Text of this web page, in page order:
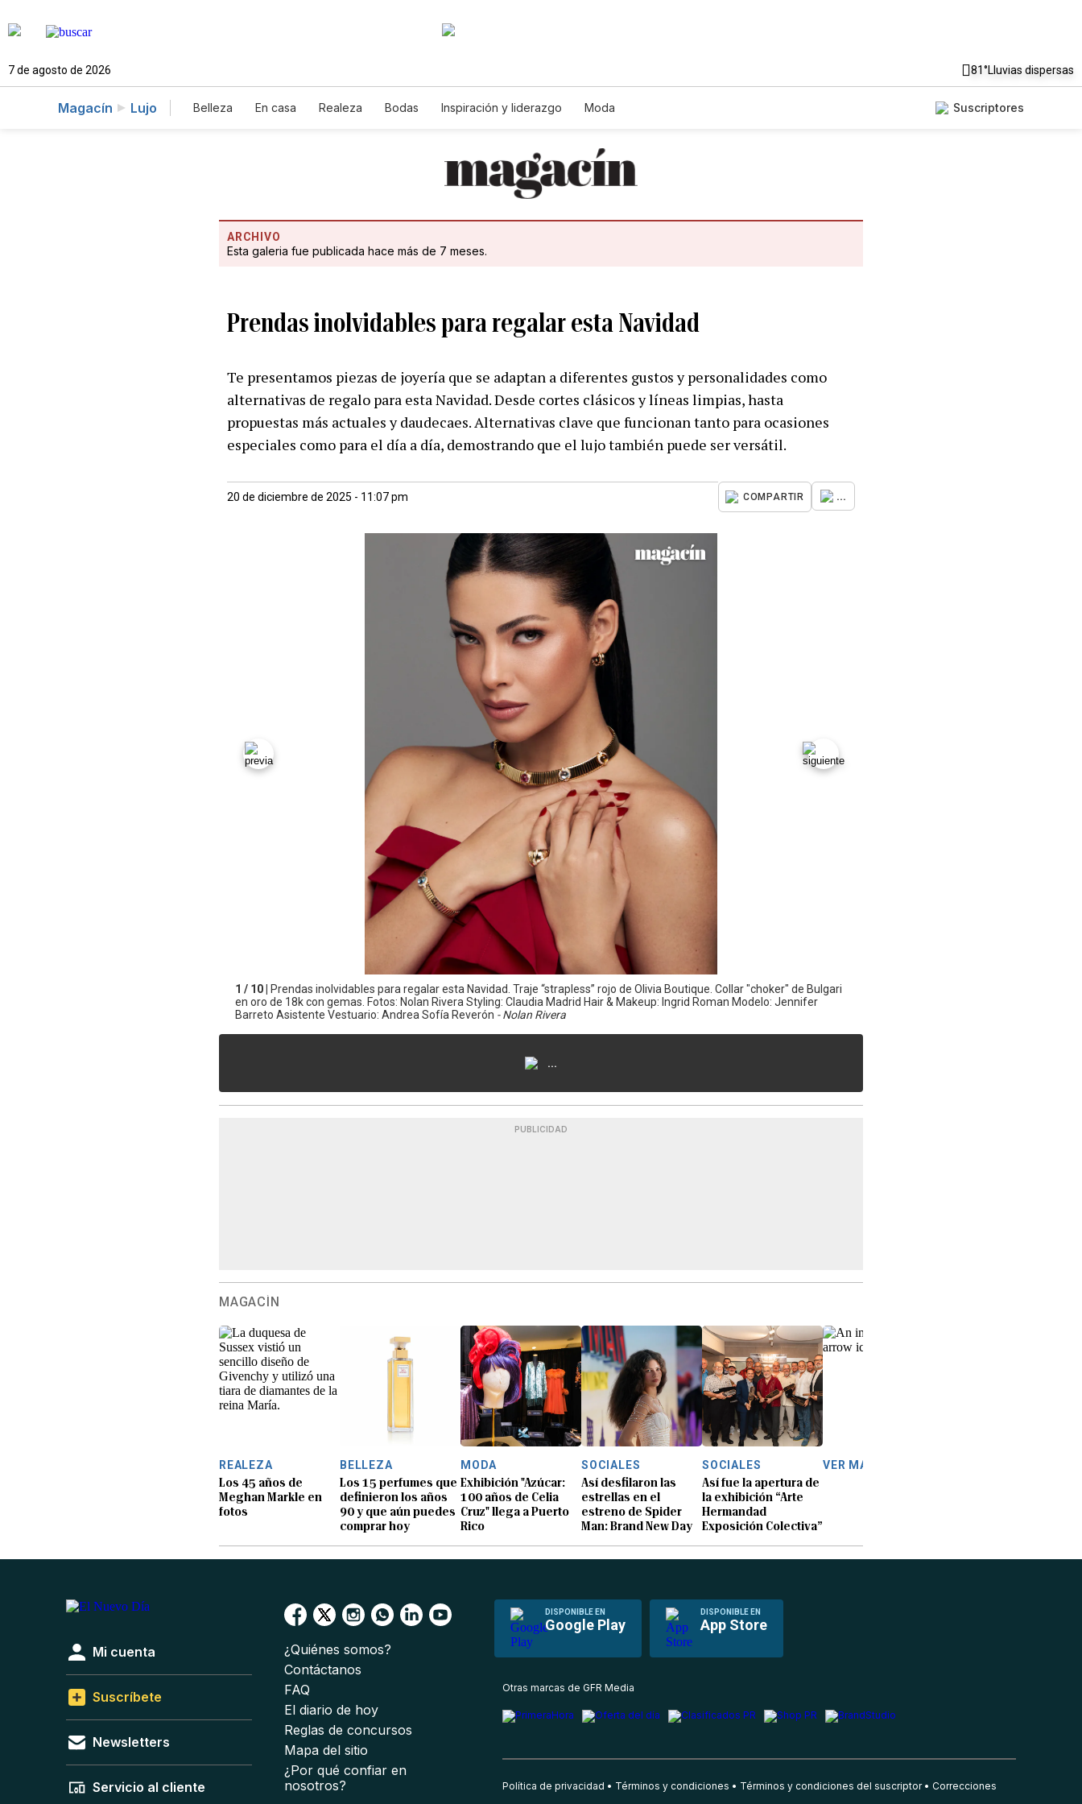
7 de agosto de 2026 81°Lluvias dispersas
Magacín Lujo Belleza En casa Realeza Bodas Inspiración y liderazgo Moda Suscriptores
ARCHIVO
Esta galeria fue publicada hace más de 7 meses.
Prendas inolvidables para regalar esta Navidad
Te presentamos piezas de joyería que se adaptan a diferentes gustos y personalidades como
alternativas de regalo para esta Navidad. Desde cortes clásicos y líneas limpias, hasta
propuestas más actuales y daudecaes. Alternativas clave que funcionan tanto para ocasiones
especiales como para el día a día, demostrando que el lujo también puede ser versátil.
20 de diciembre de 2025 - 11:07 pm COMPARTIR ...
1 / 10 |
Prendas inolvidables para regalar esta Navidad. Traje “strapless” rojo de Olivia Boutique. Collar "choker" de Bulgari
en oro de 18k con gemas. Fotos: Nolan Rivera Styling: Claudia Madrid Hair & Makeup: Ingrid Roman Modelo: Jennifer
Barreto Asistente Vestuario: Andrea Sofía Reverón - Nolan Rivera
...
PUBLICIDAD
MAGACÍN
REALEZA
Los 45 años de
Meghan Markle en
fotos
BELLEZA
Los 15 perfumes que
definieron los años
90 y que aún puedes
comprar hoy
MODA
Exhibición "Azúcar:
100 años de Celia
Cruz" llega a Puerto
Rico
SOCIALES
Así desfilaron las
estrellas en el
estreno de Spider
Man: Brand New Day
SOCIALES
Así fue la apertura de
la exhibición “Arte
Hermandad
Exposición Colectiva”
VER MÁS
DISPONIBLE EN
Google Play
DISPONIBLE EN
App Store
Mi cuenta
Suscríbete
Newsletters
Servicio al cliente
¿Quiénes somos?
Contáctanos
FAQ
El diario de hoy
Reglas de concursos
Mapa del sitio
¿Por qué confiar en
nosotros?
Otras marcas de GFR Media
Política de privacidad Términos y condiciones Términos y condiciones del suscriptor Correcciones